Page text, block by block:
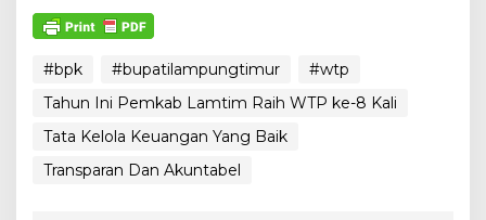
#bpk #bupatilampungtimur
#wtp
Tahun Ini Pemkab Lamtim Raih WTP ke-8 Kali
Tata Kelola Keuangan Yang Baik
Transparan Dan Akuntabel